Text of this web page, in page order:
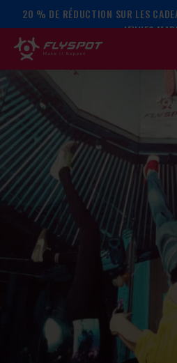
20 % DE RÉDUCTION SUR LES
JEUNES
Page d’accueil / Calendrier des